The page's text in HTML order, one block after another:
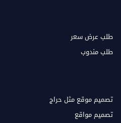
طلب عرض سعر
طلب مندوب
تصميم موقع مثل حراج
تصميم مواقع